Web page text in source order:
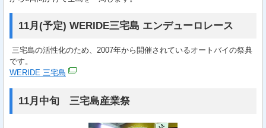
11月(予定) WERIDE三宅島 エンデューロレース
三宅島の活性化のため、2007年から開催されているオートバイの祭典
です。
WERIDE 三宅島
11月中旬 三宅島産業祭